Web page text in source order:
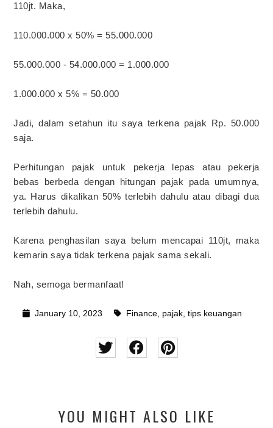
110jt. Maka,
110.000.000 x 50% = 55.000.000
55.000.000 - 54.000.000 = 1.000.000
1.000.000 x 5% = 50.000
Jadi, dalam setahun itu saya terkena pajak Rp. 50.000
saja.
Perhitungan pajak untuk pekerja lepas atau pekerja
bebas berbeda dengan hitungan pajak pada umumnya,
ya. Harus dikalikan 50% terlebih dahulu atau dibagi dua
terlebih dahulu.
Karena penghasilan saya belum mencapai 110jt, maka
kemarin saya tidak terkena pajak sama sekali.
Nah, semoga bermanfaat!
January 10, 2023 Finance, pajak, tips keuangan
YOU MIGHT ALSO LIKE